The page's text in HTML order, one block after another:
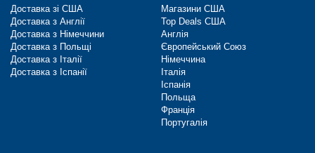
Доставка зі США
Доставка з Англії
Доставка з Німеччини
Доставка з Польщі
Доставка з Італії
Доставка з Іспанії
Магазини США
Top Deals США
Англія
Європейський Союз
Німеччина
Італія
Іспанія
Польща
Франція
Португалія